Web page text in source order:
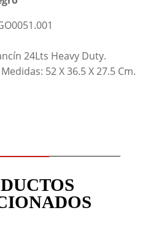
24Lts Heavy Duty.
52 X 36.5 X 27.5 Cm.